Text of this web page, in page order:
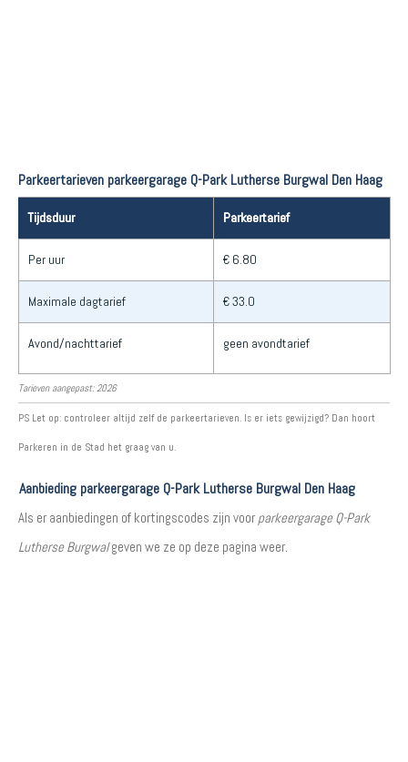
Parkeertarieven parkeergarage Q-Park Lutherse Burgwal Den Haag
Tijdsduur Parkeertarief
Per uur € 6.80
Maximale dagtarief € 33.0
Avond/nachttarief geen avondtarief
Tarieven aangepast: 2026
PS Let op: controleer altijd zelf de parkeertarieven. Is er iets gewijzigd? Dan hoort
Parkeren in de Stad het graag van u.
Aanbieding parkeergarage Q-Park Lutherse Burgwal Den Haag
Als er aanbiedingen of kortingscodes zijn voor parkeergarage Q-Park
Lutherse Burgwalgeven we ze op deze pagina weer.